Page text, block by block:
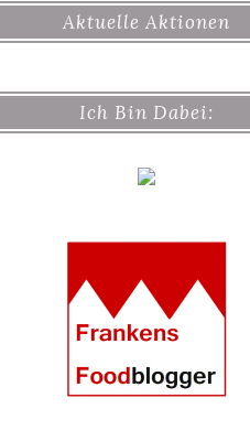
Aktuelle Aktionen
Ich Bin Dabei: